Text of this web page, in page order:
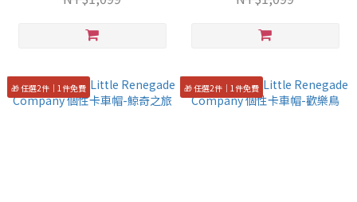
🎁 任選2件｜1件免費 🎁 任選2件｜1件免費